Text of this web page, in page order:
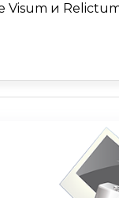
Visum и